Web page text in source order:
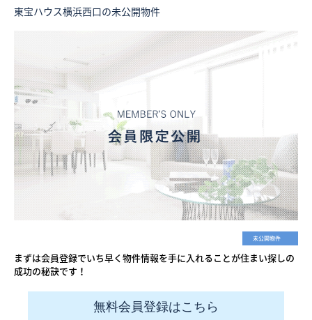
東宝ハウス横浜西口の未公開物件
未公開物件
まずは会員登録でいち早く物件情報を手に入れることが住まい探しの
成功の秘訣です！
無料会員登録はこちら